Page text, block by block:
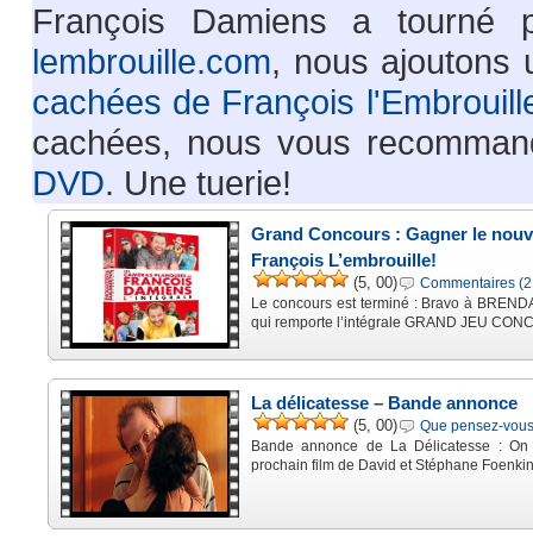
François Damiens a tourné
lembrouille.com, nous ajoutons
cachées de François
cachées, nous vous
DVD. Une tuerie!
Grand Concours : Gagner le
François L’embrouille!
(5, 00)
Commentaires
Le concours est terminé : Bravo à
qui remporte l’intégrale GRAND JEU
La délicatesse – Bande annonce
(5, 00)
Que pensez-
Bande annonce de La Délicatesse :
prochain film de David et Stéphane